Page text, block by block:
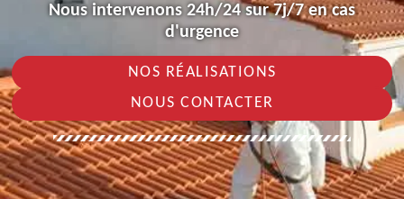
Nous intervenons 24h/24 sur 7j/7 en cas
d'urgence
NOS RÉALISATIONS
NOUS CONTACTER